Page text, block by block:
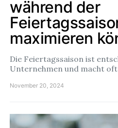
während der
maximieren
Die Feiertagssaison ist
Unternehmen und macht
November 20, 2024